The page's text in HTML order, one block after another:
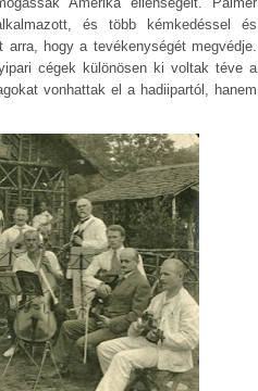
és több kémkedéssel és
hogy a tevékenységét megvédje.
cégek különösen ki voltak téve a
vonhattak el a hadiipartól, hanem